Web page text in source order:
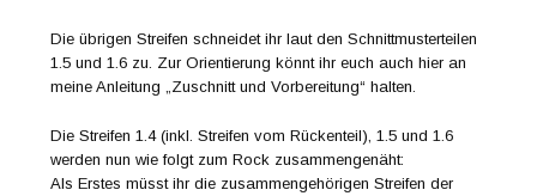
Die übrigen Streifen schneidet ihr laut den Schnittmusterteilen
1.5 und 1.6 zu. Zur Orientierung könnt ihr euch auch hier an
meine Anleitung „Zuschnitt und Vorbereitung“ halten.
Die Streifen 1.4 (inkl. Streifen vom Rückenteil), 1.5 und 1.6
werden nun wie folgt zum Rock zusammengenäht:
Als Erstes müsst ihr die zusammengehörigen Streifen der